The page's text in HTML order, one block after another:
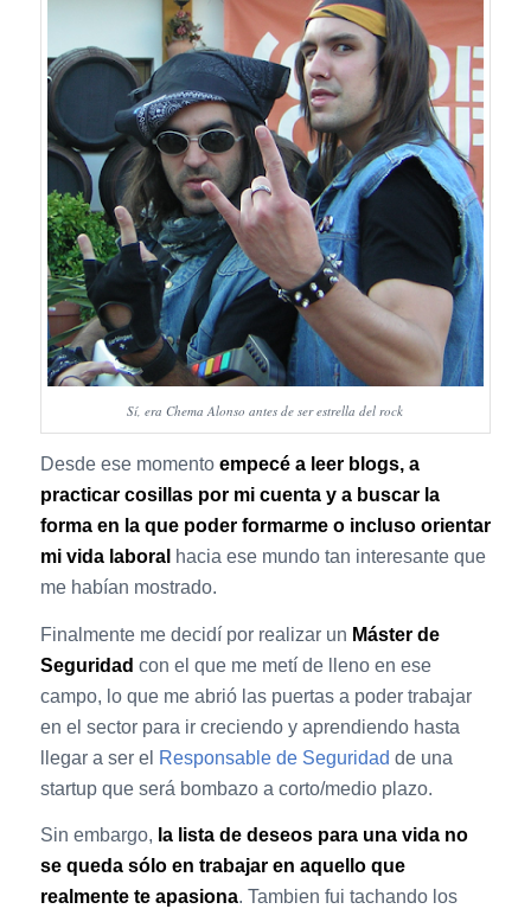
Sí, era Chema Alonso antes de ser estrella del rock
Desde ese momento empecé a leer blogs, a
practicar cosillas por mi cuenta y a buscar la
forma en la que poder formarme o incluso orientar
mi vida laboral hacia ese mundo tan interesante que
me habían mostrado.
Finalmente me decidí por realizar un Máster de
Seguridad con el que me metí de lleno en ese
campo, lo que me abrió las puertas a poder trabajar
en el sector para ir creciendo y aprendiendo hasta
llegar a ser el Responsable de Seguridad de una
startup que será bombazo a corto/medio plazo.
Sin embargo, la lista de deseos para una vida no
se queda sólo en trabajar en aquello que
realmente te apasiona. Tambien fui tachando los